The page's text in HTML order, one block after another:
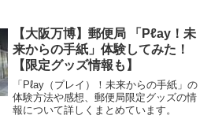
【大阪万博】郵便局 「Pℓay！未
来からの手紙」体験してみた！
【限定グッズ情報も】
「Pℓay（プレイ）！未来からの手紙」の
体験方法や感想、郵便局限定グッズの情
報について詳しくまとめています。